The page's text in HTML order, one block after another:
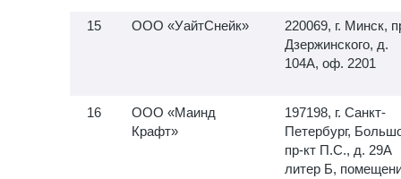
ООО «УайтСнейк»
220069, г. Минск,
Дзержинского, д.
104А, оф. 2201
ООО «Маинд
Крафт»
197198, г. Санкт-
Петербург,
пр-кт П.С., д. 29А
литер Б,